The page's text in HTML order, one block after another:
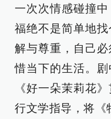
一次次情感碰撞
福绝不是简单地
解与尊重，自己
惜当下的生活。
《好一朵茉莉花
行文学指导，将《